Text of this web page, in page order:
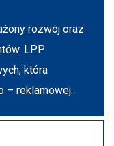
rozwój oraz
LPP
która
– reklamowej.